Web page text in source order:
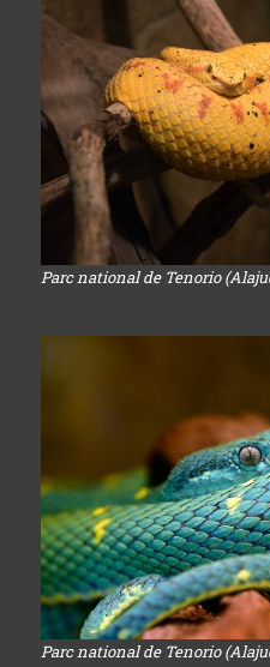
Parc national de Tenorio
Parc national de Tenorio